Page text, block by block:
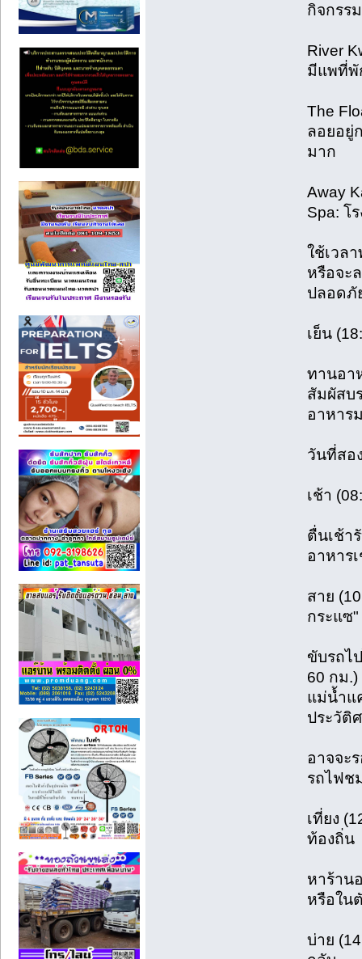
กิจกรร
River
มีแพที่พั
The
ลอยอยู่
มาก
Away
Spa: โ
ใช้เวล
หรือจะ
ปลอดภั
เย็น
ทานอา
สัมผัสบ
อาหาร
วันที่สอ
เช้า
ตื่นเช้า
อาหาร
สาย
กระแซ
ขับรถไ
60 กม
แม่น้ำแ
ประวัติ
อาจจะ
รถไฟช
เที่ยง
ท้องถิ่น
หาร้าน
หรือใน
บ่าย